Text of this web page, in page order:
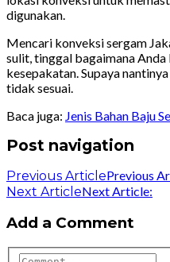
digunakan.
Mencari konveksi sergam
sulit, tinggal bagaimana
kesepakatan. Supaya
tidak sesuai.
Baca juga: Jenis Bahan Baju
Post navigation
Previous ArticlePrevious
Next ArticleNext Article:
Add a Comment